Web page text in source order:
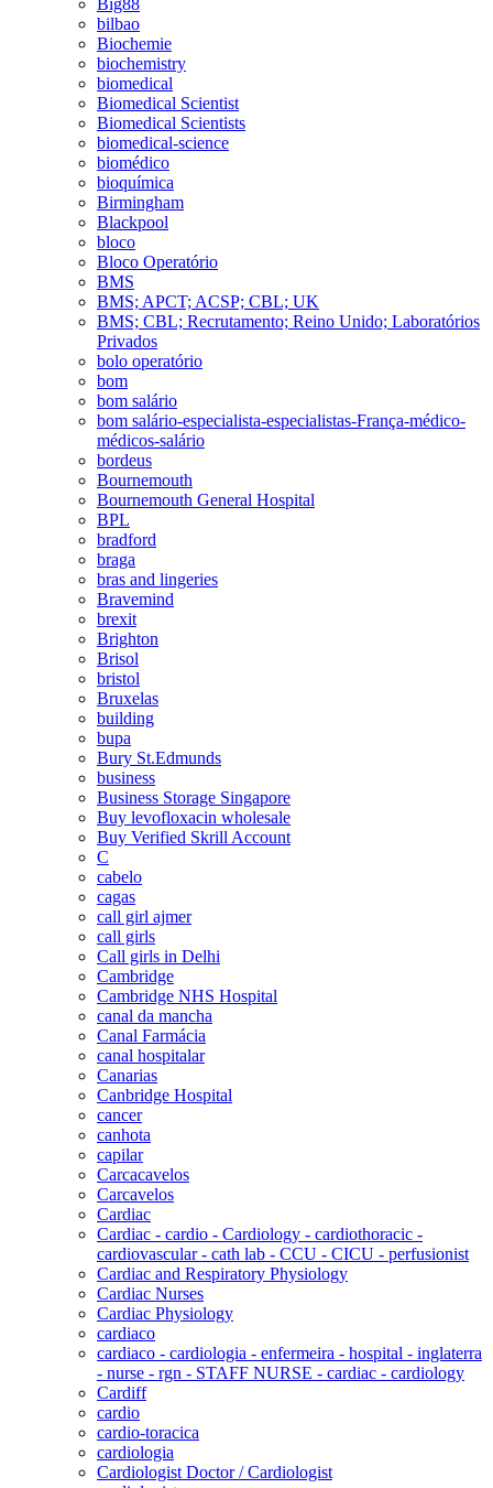
bilbao
Biochemie
biochemistry
biomedical
Biomedical Scientist
Biomedical Scientists
biomedical-science
biomédico
bioquímica
Birmingham
Blackpool
bloco
Bloco Operatório
BMS
BMS; APCT; ACSP; CBL; UK
BMS; CBL; Recrutamento; Reino Unido; Laboratórios
Privados
bolo operatório
bom
bom salário
bom salário-especialista-especialistas-França-médico-
médicos-salário
bordeus
Bournemouth
Bournemouth General Hospital
BPL
bradford
braga
bras and lingeries
Bravemind
brexit
Brighton
Brisol
bristol
Bruxelas
building
bupa
Bury St.Edmunds
business
Business Storage Singapore
Buy levofloxacin wholesale
Buy Verified Skrill Account
C
cabelo
cagas
call girl ajmer
call girls
Call girls in Delhi
Cambridge
Cambridge NHS Hospital
canal da mancha
Canal Farmácia
canal hospitalar
Canarias
Canbridge Hospital
cancer
canhota
capilar
Carcacavelos
Carcavelos
Cardiac
Cardiac - cardio - Cardiology - cardiothoracic -
cardiovascular - cath lab - CCU - CICU - perfusionist
Cardiac and Respiratory Physiology
Cardiac Nurses
Cardiac Physiology
cardiaco
cardiaco - cardiologia - enfermeira - hospital - inglaterra
- nurse - rgn - STAFF NURSE - cardiac - cardiology
Cardiff
cardio
cardio-toracica
cardiologia
Cardiologist Doctor / Cardiologist